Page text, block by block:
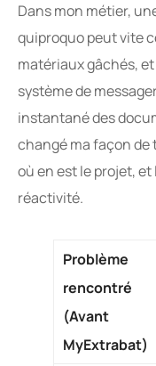
Dans mon métier,
quiproquo peut vite
matériaux gâchés,
système de
instantané des
changé ma façon
où en est le projet,
réactivité.
Problème
rencontré
(Avant
MyExtrabat)